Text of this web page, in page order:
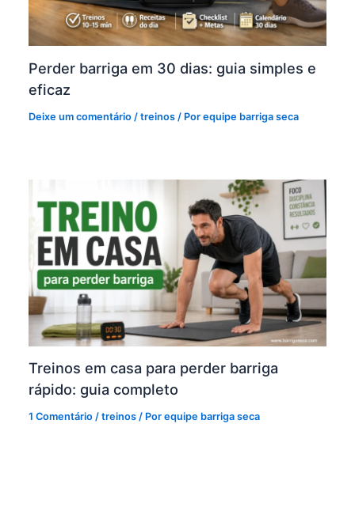
Perder barriga em 30 dias: guia simples e
eficaz
Deixe um comentário /treinos / Porequipe barriga seca
Treinos em casa para perder barriga
rápido: guia completo
1 Comentário /treinos / Porequipe barriga seca